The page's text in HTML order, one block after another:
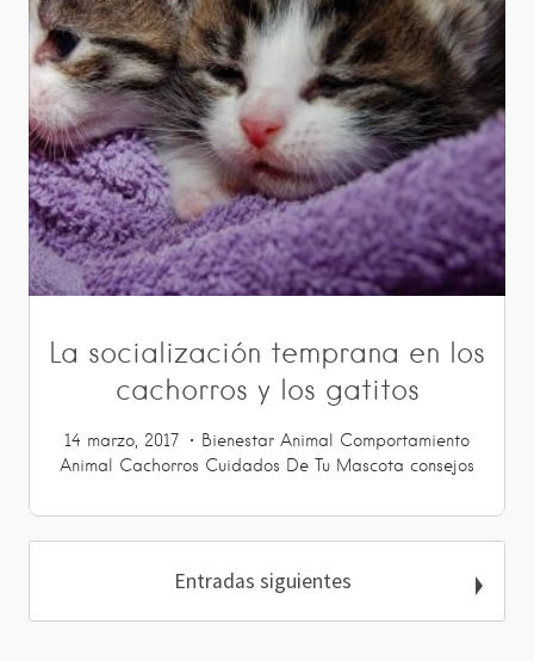
La socialización temprana en los
cachorros y los gatitos
14 marzo, 2017 Bienestar Animal
Comportamiento
Animal
Cachorros Cuidados De Tu Mascota consejos
Entradas siguientes